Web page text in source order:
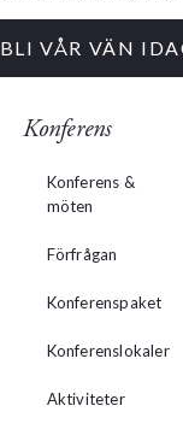
BLI VÅR VÄN
Konferens
Konferens &
möten
Förfrågan
Konferenspaket
Konferenslokaler
Aktiviteter